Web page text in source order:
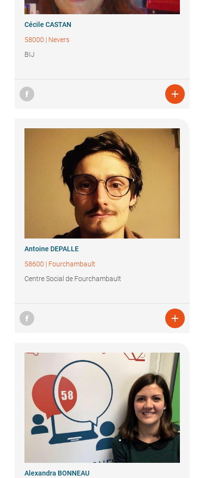
Cécile CASTAN
58000 | Nevers
BIJ

Antoine DEPALLE
58600 | Fourchambault
Centre Social de Fourchambault

Alexandra BONNEAU